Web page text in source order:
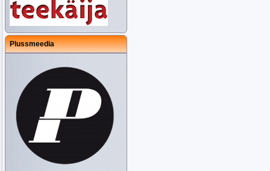
Plussmeedia